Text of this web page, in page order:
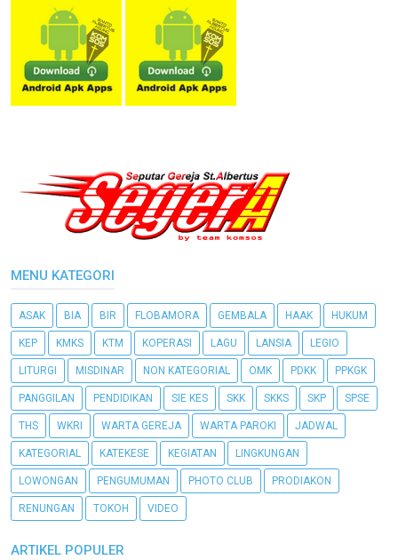
MENU KATEGORI
ASAK BIA BIR FLOBAMORA GEMBALA HAAK HUKUM
KEP KMKS KTM KOPERASI LAGU LANSIA LEGIO
LITURGI MISDINAR NON KATEGORIAL OMK PDKK PPKGK
PANGGILAN PENDIDIKAN SIE KES SKK SKKS SKP SPSE
THS WKRI WARTA GEREJA WARTA PAROKI JADWAL
KATEGORIAL KATEKESE KEGIATAN LINGKUNGAN
LOWONGAN PENGUMUMAN PHOTO CLUB PRODIAKON
RENUNGAN TOKOH VIDEO
ARTIKEL POPULER